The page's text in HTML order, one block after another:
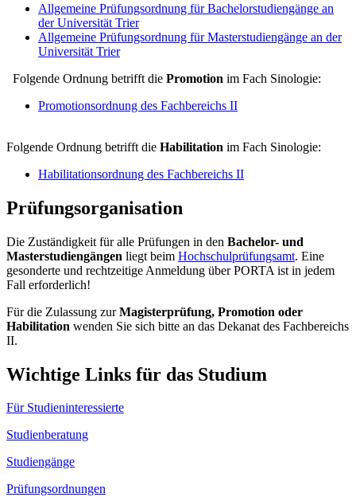
Allgemeine Prüfungsordnung für Bachelorstudiengänge an
der Universität Trier
Allgemeine Prüfungsordnung für Masterstudiengänge an der
Universität Trier
Folgende Ordnung betrifft die Promotion im Fach Sinologie:
Promotionsordnung des Fachbereichs II
Folgende Ordnung betrifft die Habilitation im Fach Sinologie:
Habilitationsordnung des Fachbereichs II
Prüfungsorganisation
Die Zuständigkeit für alle Prüfungen in den Bachelor- und
Masterstudiengängen liegt beim Hochschulprüfungsamt. Eine
gesonderte und rechtzeitige Anmeldung über PORTA ist in jedem
Fall erforderlich!
Für die Zulassung zurMagisterprüfung, Promotion oder
Habilitation wenden Sie sich bitte an das Dekanat des Fachbereichs
II.
Wichtige Links für das Studium
Für Studieninteressierte
Studienberatung
Studiengänge
Prüfungsordnungen